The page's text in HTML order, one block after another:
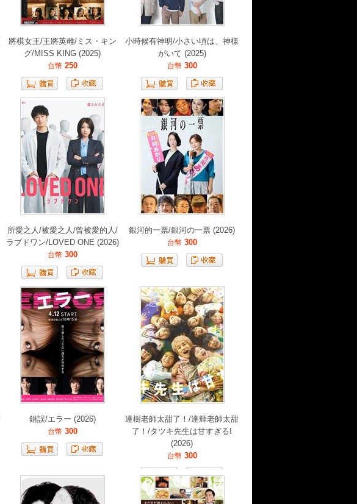
將棋女王/王將英雌/ミス・キン
グ/MISS KING (2025)
台幣 250
小時候有神明/小さい頃は、神様
がいて (2025)
台幣 300
所愛之人/被愛之人/曾被愛的人/
ラブドワン/LOVED ONE (2026)
台幣 300
銀河的一票/銀河の一票 (2026)
台幣 300
錯誤/エラー (2026)
台幣 300
達樹老師太甜了！/達輝老師太甜
了！/タツキ先生は甘すぎる!
(2026)
台幣 300